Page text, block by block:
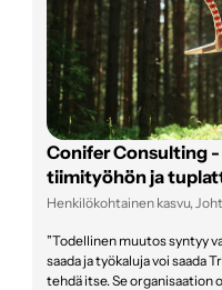
Conifer Consulting
tiimityöhön ja
Henkilökohtainen kasvu,
”Todellinen muutos syntyy
saada ja työkaluja voi saada
tehdä itse. Se organisaation